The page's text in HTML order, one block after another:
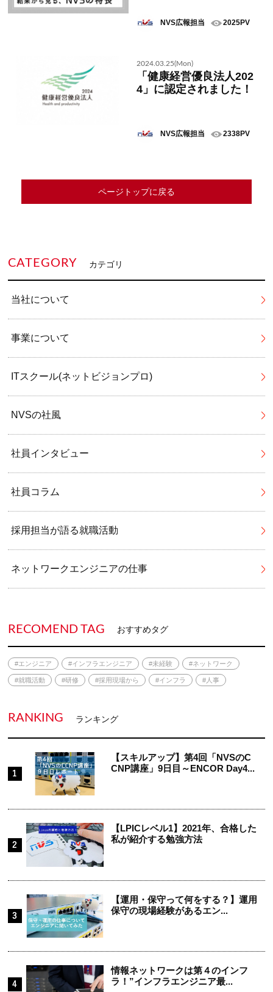
NVS広報担当 2025PV
2024.03.25(Mon)
「健康経営優良法人202
4」に認定されました！
NVS広報担当 2338PV
ページトップに戻る
CATEGORY カテゴリ
当社について
事業について
ITスクール(ネットビジョンプロ)
NVSの社風
社員インタビュー
社員コラム
採用担当が語る就職活動
ネットワークエンジニアの仕事
RECOMEND TAG おすすめタグ
#エンジニア #インフラエンジニア #未経験 #ネットワーク
#就職活動 #研修 #採用現場から #インフラ #人事
RANKING ランキング
【スキルアップ】第4回「NVSのC
CNP講座」9日目～ENCOR Day4...
【LPICレベル1】2021年、合格した
私が紹介する勉強方法
【運用・保守って何をする？】運用
保守の現場経験があるエン...
情報ネットワークは第４のインフ
ラ！”インフラエンジニア最...